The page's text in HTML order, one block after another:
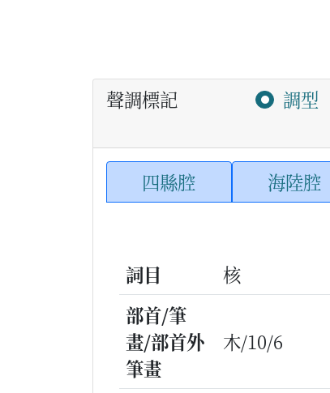
聲調標記 調型
四縣腔 海陸腔
詞目
核
部首/筆
畫/部首外
筆畫
木/10/6